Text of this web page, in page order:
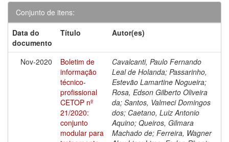
Conjunto de itens:
Data do
documento
Título Autor(es)
Nov-2020
Boletim de
informação
técnico-
profissional
CETOP nº
21/2020:
conjunto
modular para
Cavalcanti, Paulo Fernando
Leal de Holanda; Passarinho,
Estevão Lamartine Nogueira;
Rosa, Edson Gilberto Oliveira
da; Santos, Valmeci Domingos
dos; Caetano, Luiz Antonio
Aquino; Queiros, Gilmara
Machado de; Ferreira, Wagner